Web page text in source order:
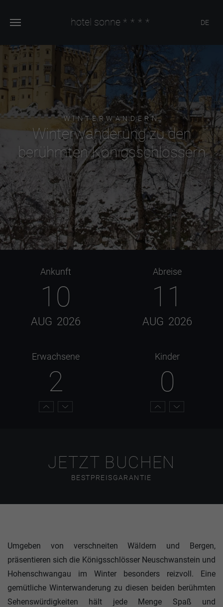
hotel sonne **** DE
WINTERWANDERN
Winterwanderung zu den
berühmten Königsschlössern
Ankunft
10
AUG 2026
Abreise
11
AUG 2026
Erwachsene
2
Kinder
0
JETZT BUCHEN
BESTPREISGARANTIE
Umgeben von verschneiten Wäldern und Bergen,
präsentieren sich die Königsschlösser Neuschwanstein und
Hohenschwangau im Winter besonders reizvoll. Eine
gemütliche Winterwanderung zu diesen beiden berühmten
Sehenswürdigkeiten hält jede Menge Spaß und